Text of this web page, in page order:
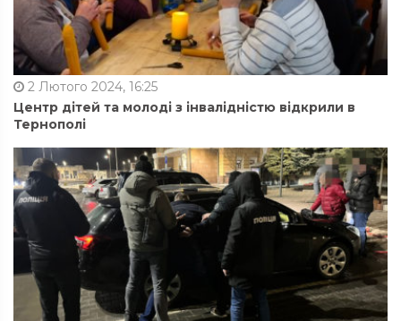
2 Лютого 2024, 16:25
Центр дітей та молоді з інвалідністю відкрили в
Тернополі